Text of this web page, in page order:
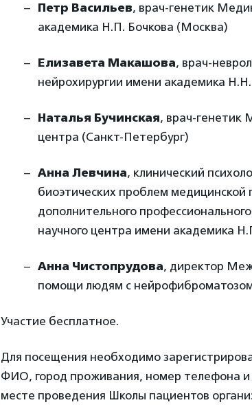
Петр Васильев, врач-генетик
академика Н.П. Бочкова (Москва)
Елизавета Макашова, врач-
нейрохирургии имени академика
Наталья Бучинская, врач-генетик
центра (Санкт-Петербург)
Анна Левчина, клинический
биоэтических проблем медицинской
дополнительного
научного центра имени академика
Анна Чистопрудова, директор
помощи людям с
Участие бесплатное.
Для посещения необходимо
ФИО, город проживания, номер телефона
месте проведения Школы пациентов